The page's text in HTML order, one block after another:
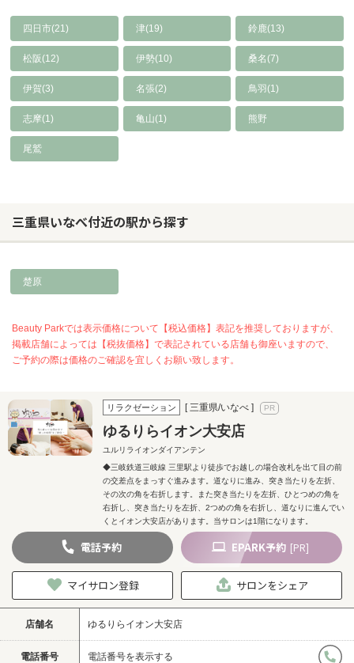
四日市(21) 津(19) 鈴鹿(13)
松阪(12) 伊勢(10) 桑名(7)
伊賀(3) 名張(2) 鳥羽(1)
志摩(1) 亀山(1) 熊野
尾鷲
三重県いなべ付近の駅から探す
楚原
Beauty Parkでは表示価格について【税込価格】表記を推奨しておりますが、
掲載店舗によっては【税抜価格】で表記されている店舗も御座いますので、
ご予約の際は価格のご確認を宜しくお願い致します。
リラクゼーション [ 三重県/いなべ ]
ゆるりらイオン大安店
ユルリライオンダイアンテン
◆三岐鉄道三岐線 三里駅より徒歩でお越しの場合改札を出て目の前
の交差点をまっすぐ進みます。道なりに進み、突き当たりを左折、
その次の角を右折します。また突き当たりを左折、ひとつめの角を
右折し、突き当たりを左折、2つめの角を右折し、道なりに進んでい
くとイオン大安店があります。当サロンは1階になります。
電話予約 EPARK予約 [PR]
マイサロン登録 サロンをシェア
店舗名 ゆるりらイオン大安店
電話番号 電話番号を表示する